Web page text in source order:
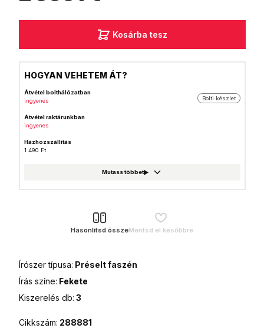
Hasonlítsd összeMentsd el későbbre
Írószer típusa: Préselt faszén
Írás színe: Fekete
Kiszerelés db: 3
Cikkszám: 288881
Kosárba tesz
HOGYAN VEHETEM ÁT?
Átvétel bolthálózatban
ingyenes
Bolti készlet
Átvétel raktárunkban
ingyenes
Házhozszállítás
1 490 Ft
MPL Posta (Postán maradó)